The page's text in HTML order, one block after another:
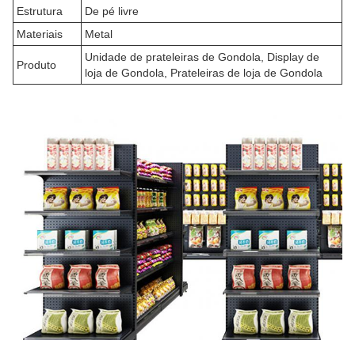
Estrutura
De pé livre
Materiais
Metal
Produto
Unidade de prateleiras de Gondola, Display de
loja de Gondola, Prateleiras de loja de Gondola